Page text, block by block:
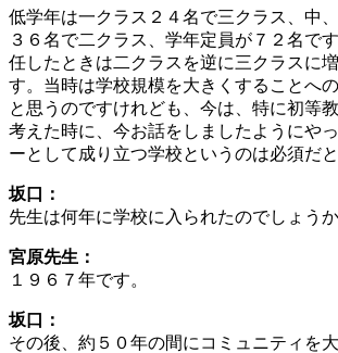
低学年は一クラス２４名で三クラス、中
３６名で二クラス、学年定員が７２名で
任したときは二クラスを逆に三クラスに
す。当時は学校規模を大きくすることへ
と思うのですけれども、今は、特に初等
考えた時に、今お話をしましたようにや
ーとして成り立つ学校というのは必須だと
坂口：
先生は何年に学校に入られたのでしょうか
宮原先生：
１９６７年です。
坂口：
その後、約５０年の間にコミュニティを